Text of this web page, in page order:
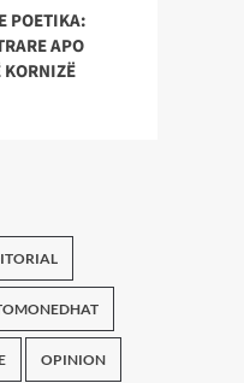
POETIKA:
APO
KORNIZË
OPINION